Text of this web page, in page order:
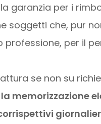
garanzia per i
soggetti che, pur
per il
se non su
memorizzazione